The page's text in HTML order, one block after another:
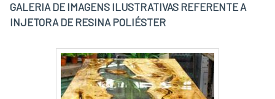
GALERIA DE IMAGENS ILUSTRATIVAS REFERENTE A
INJETORA DE RESINA POLIÉSTER